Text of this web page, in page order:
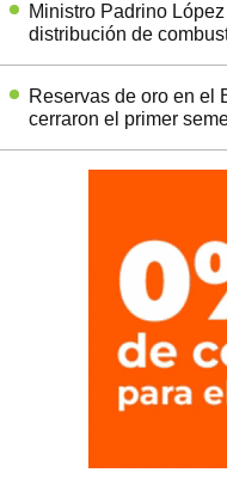
Ministro Padrino
distribución de
Reservas de oro en el
cerraron el primer